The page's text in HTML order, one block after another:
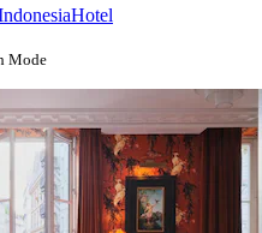
Hotel
Mode